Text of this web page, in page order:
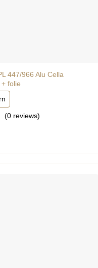
447/966 Alu Cella
folie
(0reviews)